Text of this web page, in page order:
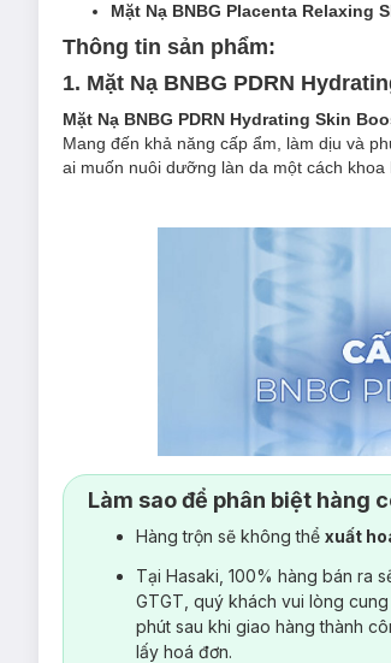
Mặt Nạ BNBG Placenta Relaxing
Thông tin sản phẩm:
1. Mặt Nạ BNBG PDRN
Mặt Nạ BNBG PDRN Hydrating Skin
Mang đến khả năng cấp ẩm, làm dịu và
ai muốn nuôi dưỡng làn da một cách khoa
Làm sao để phân biệt hàng
Hàng trộn sẽ không thể xuất
Tại Hasaki, 100% hàng bán ra
GTGT, quý khách vui lòng
phút sau khi giao hàng thành
lấy hoá đơn.